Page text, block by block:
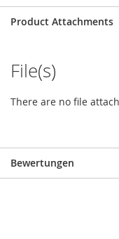
Product Attachments
File(s)
There are no file
Bewertungen